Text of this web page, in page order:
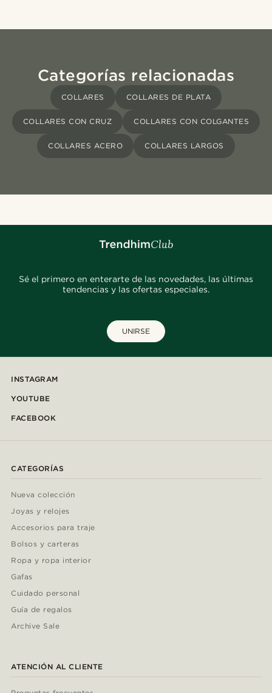
Categorías relacionadas
COLLARES COLLARES DE PLATA
COLLARES CON CRUZ COLLARES CON COLGANTES
COLLARES ACERO COLLARES LARGOS
Sé el primero en enterarte de las novedades, las últimas
tendencias y las ofertas especiales.
UNIRSE
INSTAGRAM
YOUTUBE
FACEBOOK
CATEGORÍAS
Nueva colección
Joyas y relojes
Accesorios para traje
Bolsos y carteras
Ropa y ropa interior
Gafas
Cuidado personal
Guía de regalos
Archive Sale
ATENCIÓN AL CLIENTE